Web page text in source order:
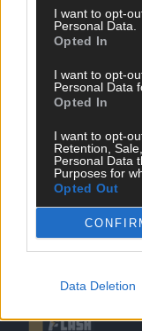
I want to opt-
Personal Data.
Opted In
I want to opt-
Personal Data
Opted In
I want to opt-
Retention,
Personal Data
Purposes for
Opted Out
Data Deletion
SCHNELL ZUM
Nachrichten
Wirtschaft
Wissen
Kommentar
Streams & Storys
Eurovision
FLASH – DAS